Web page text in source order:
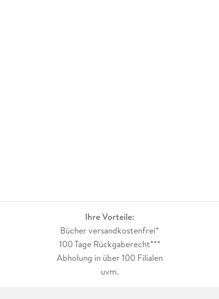
Ihre Vorteile:
Bücher versandkostenfrei*
100 Tage Rückgaberecht***
Abholung in über 100 Filialen
uvm.